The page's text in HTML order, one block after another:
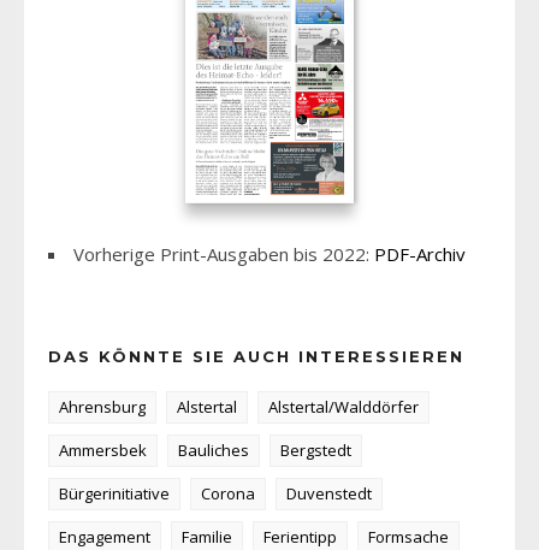
Vorherige Print-Ausgaben bis 2022: PDF-Archiv
DAS KÖNNTE SIE AUCH INTERESSIEREN
Ahrensburg Alstertal
Alstertal/Walddörfer
Ammersbek
Bauliches
Bergstedt
Bürgerinitiative
Corona
Duvenstedt
Engagement
Familie Ferientipp
Formsache